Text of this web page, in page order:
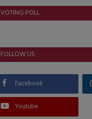
VOTING POLL
FOLLOW US
Facebook
Youtube